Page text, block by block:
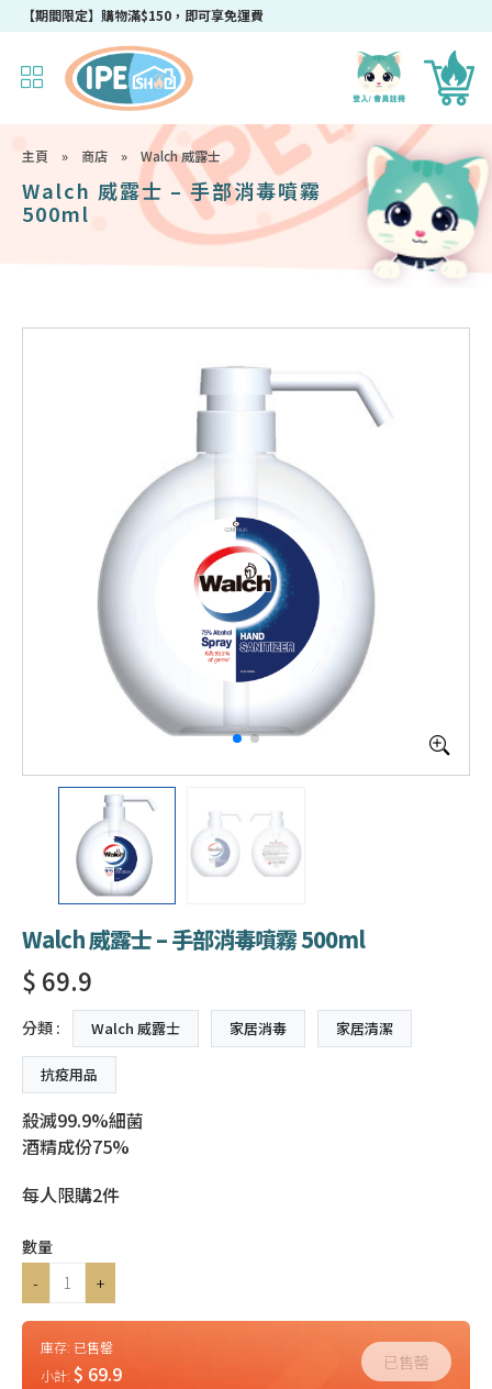
【期間限定】購物滿$150，即可享免運費
主頁 » 商店 » Walch 威露士
Walch 威露士 – 手部消毒噴霧
500ml
Walch 威露士 – 手部消毒噴霧 500ml
$ 69.9
分類 : Walch 威露士 家居消毒 家居清潔
抗疫用品
殺滅99.9%細菌
酒精成份75%
每人限購2件
數量
-
+
庫存: 已售罄
小計: $ 69.9 已售罄